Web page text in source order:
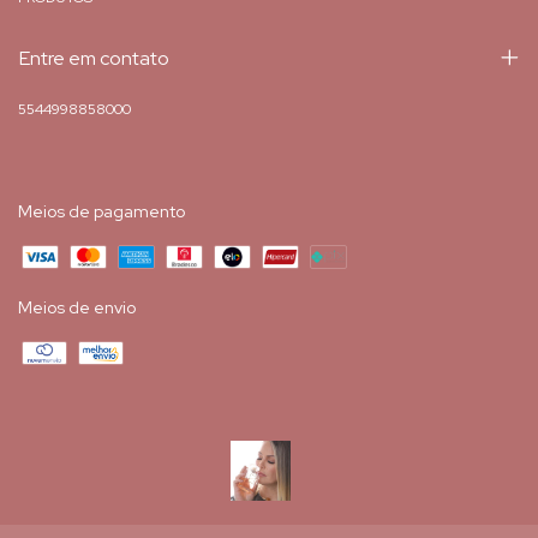
Entre em contato
5544998858000
Meios de pagamento
Meios de envio